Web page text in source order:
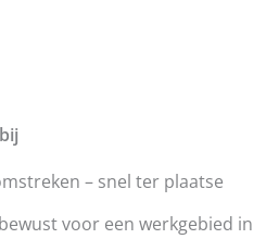
– snel ter plaatse
voor een werkgebied in